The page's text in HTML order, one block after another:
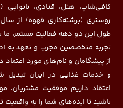
کافی‌شاپ، هتل، قنادی، نانوایی
طول این دو دهه فعالیت مستمر، ما
تجربه متخصصین مجرب و تعهد به
از پیشگامان و نام‌های مورد
و خدمات غذایی در ایران تبدیل
اعتقاد داریم موفقیت مشتریان،
باشید تا ایده‌های شما را به واقعیت